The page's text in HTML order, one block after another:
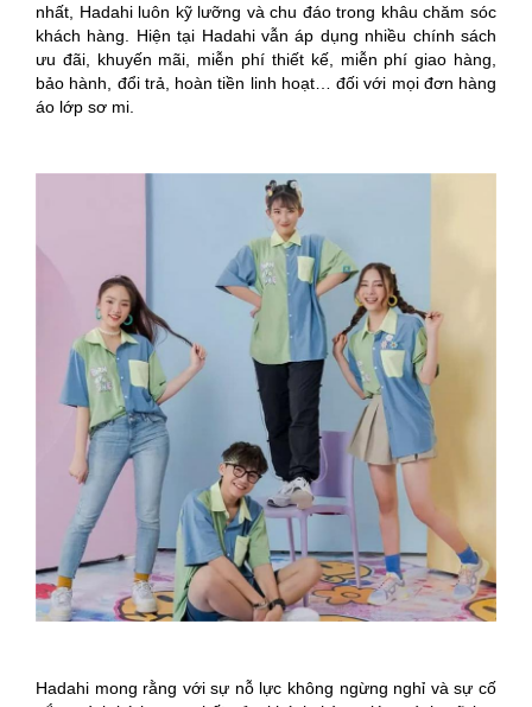
nhất, Hadahi luôn kỹ lưỡng và chu đáo trong khâu chăm sóc
khách hàng. Hiện tại Hadahi vẫn áp dụng nhiều chính sách
ưu đãi, khuyến mãi, miễn phí thiết kế, miễn phí giao hàng,
bảo hành, đổi trả, hoàn tiền linh hoạt… đối với mọi đơn hàng
áo lớp sơ mi.
Hadahi mong rằng với sự nỗ lực không ngừng nghỉ và sự cố